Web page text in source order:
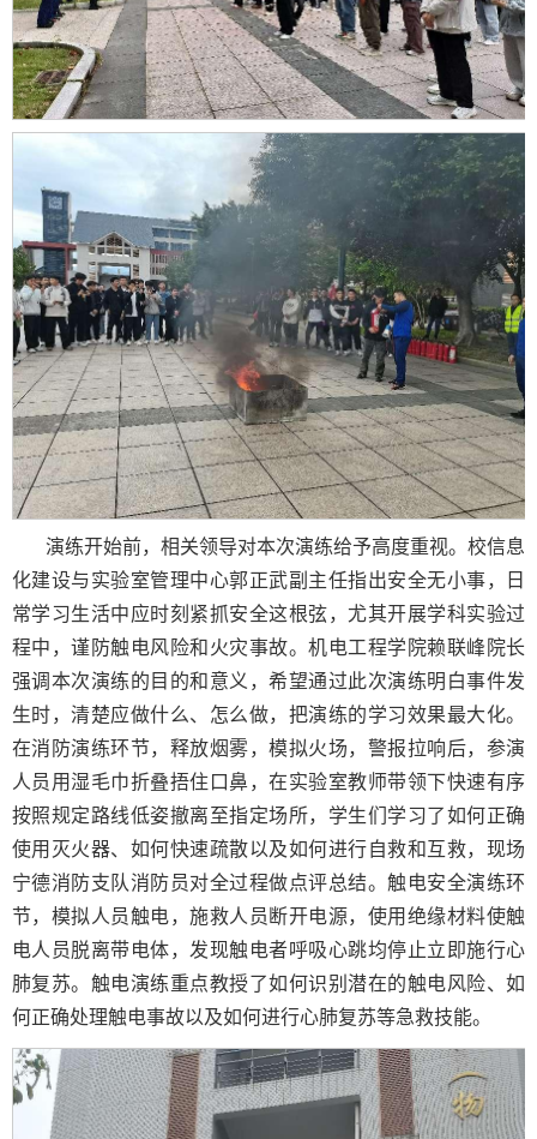
演练开始前，相关领导对本次演练给予高度重视。校信息
化建设与实验室管理中心郭正武副主任指出安全无小事，日
常学习生活中应时刻紧抓安全这根弦，尤其开展学科实验过
程中，谨防触电风险和火灾事故。机电工程学院赖联峰院长
强调本次演练的目的和意义，希望通过此次演练明白事件发
生时，清楚应做什么、怎么做，把演练的学习效果最大化。
在消防演练环节，释放烟雾，模拟火场，警报拉响后，参演
人员用湿毛巾折叠捂住口鼻，在实验室教师带领下快速有序
按照规定路线低姿撤离至指定场所，学生们学习了如何正确
使用灭火器、如何快速疏散以及如何进行自救和互救，现场
宁德消防支队消防员对全过程做点评总结。触电安全演练环
节，模拟人员触电，施救人员断开电源，使用绝缘材料使触
电人员脱离带电体，发现触电者呼吸心跳均停止立即施行心
肺复苏。触电演练重点教授了如何识别潜在的触电风险、如
何正确处理触电事故以及如何进行心肺复苏等急救技能。